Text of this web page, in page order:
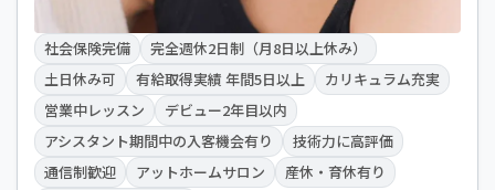
社会保険完備
完全週休2日制（月8日以上休み）
土日休み可
有給取得実績 年間5日以上
カリキュラム充実
営業中レッスン
デビュー2年目以内
アシスタント期間中の入客機会有り
技術力に高評価
通信制歓迎
アットホームサロン
産休・育休有り